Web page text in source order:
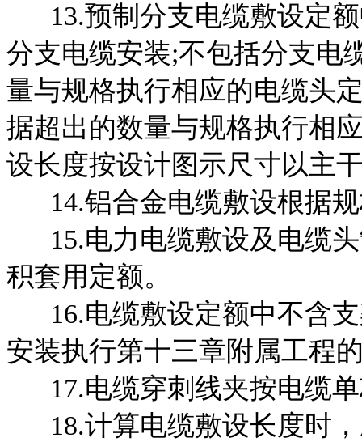
13.预制分支电缆敷设定额
分支电缆安装;不包括分支电
量与规格执行相应的电缆头
据超出的数量与规格执行相
设长度按设计图示尺寸以主
14.铝合金电缆敷设根据规
15.电力电缆敷设及电缆头
积套用定额。
16.电缆敷设定额中不含支
安装执行第十三章附属工程
17.电缆穿刺线夹按电缆单
18.计算电缆敷设长度时，